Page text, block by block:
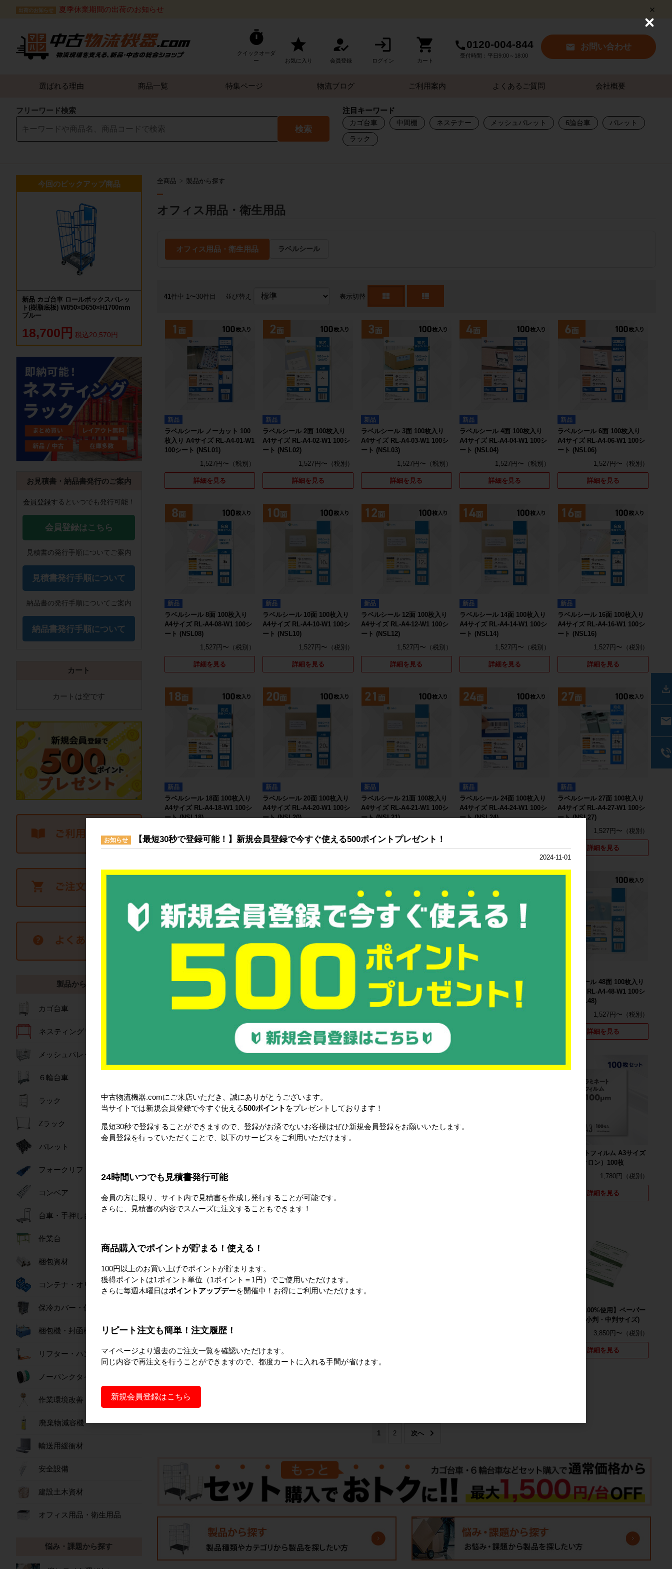
出荷のお知らせ 夏季休業期間の出荷のお知らせ
クイックオーダ
ー
お気に入り 会員登録 ログイン カート
0120-004-844
受付時間：平日9:00～18:00
お問い合わせ
選ばれる理由 商品一覧 特集ページ 物流ブログ ご利用案内 よくあるご質問 会社概要
フリーワード検索
検索
注目キーワード
カゴ台車 中間棚 ネステナー メッシュパレット 6論台車 パレット
ラック
全商品 製品から探す
オフィス用品・衛生用品
オフィス用品・衛生用品 ラベルシール
41件中 1〜30件目 並び替え 表示切替
新品
ラベルシール ノーカット 100
枚入り A4サイズ RL-A4-01-W1
100シート (NSL01)
1,527円〜
詳細を見る
新品
ラベルシール 2面 100枚入り
A4サイズ RL-A4-02-W1 100シ
ート (NSL02)
1,527円〜
詳細を見る
新品
ラベルシール 3面 100枚入り
A4サイズ RL-A4-03-W1 100シ
ート (NSL03)
1,527円〜
詳細を見る
新品
ラベルシール 4面 100枚入り
A4サイズ RL-A4-04-W1 100シ
ート (NSL04)
1,527円〜
詳細を見る
新品
ラベルシール 6面 100枚入り
A4サイズ RL-A4-06-W1 100シ
ート (NSL06)
1,527円〜
詳細を見る
新品
ラベルシール 8面 100枚入り
A4サイズ RL-A4-08-W1 100シ
ート (NSL08)
1,527円〜
詳細を見る
新品
ラベルシール 10面 100枚入り
A4サイズ RL-A4-10-W1 100シ
ート (NSL10)
1,527円〜
詳細を見る
新品
ラベルシール 12面 100枚入り
A4サイズ RL-A4-12-W1 100シ
ート (NSL12)
1,527円〜
詳細を見る
新品
ラベルシール 14面 100枚入り
A4サイズ RL-A4-14-W1 100シ
ート (NSL14)
1,527円〜
詳細を見る
新品
ラベルシール 16面 100枚入り
A4サイズ RL-A4-16-W1 100シ
ート (NSL16)
1,527円〜
詳細を見る
新品
ラベルシール 18面 100枚入り
A4サイズ RL-A4-18-W1 100シ
ート (NSL18)
詳細を見る
新品
ラベルシール 20面 100枚入り
A4サイズ RL-A4-20-W1 100シ
ート (NSL20)
詳細を見る
新品
ラベルシール 21面 100枚入り
A4サイズ RL-A4-21-W1 100シ
ート (NSL21)
詳細を見る
新品
ラベルシール 24面 100枚入り
A4サイズ RL-A4-24-W1 100シ
ート (NSL24)
詳細を見る
新品
ラベルシール 27面 100枚入り
A4サイズ RL-A4-27-W1 100シ
ート (NSL27)
1,527円〜
詳細を見る
ラベルシール 30面 100枚入り
A4サイズ RL-A4-30-W1 100シ
A4サイズ RL-A4-33-W1 100シ
ート (NSL33)
詳細を見る
新品
ラベルシール 40面 100枚入り
A4サイズ RL-A4-40-W1 100シ
ート (NSL40)
詳細を見る
新品
ラベルシール 44面 100枚入り
A4サイズ RL-A4-44-W1 100シ
ート (NSL44)
ラベルシール 48面 100枚入り
A4サイズ RL-A4-48-W1 100シ
ート (NSL48)
1,527円〜
詳細を見る
A4サイズ RL-A4-65-W1 100シ
1,527円〜
詳細を見る
1,527円〜
詳細を見る
ラミネートフィルム A3サイズ
（100ミクロン）100枚
1,780円
詳細を見る
ラミネートフィルム A4サイズ
（100ミクロン）100枚
1,690円
（100ミクロン）100枚
1,380円
【再生紙100%使用】ペーパー
タオル (小判・中判サイズ)
3,850円〜
詳細を見る
1 2
今回のピックアップ商品
新品 カゴ台車 ロールボックスパレッ
ト(樹脂底板) W850×D650×H1700mm
ブルー
18,700円 税込20,570円
お見積書・納品書発行のご案内
会員登録するといつでも発行可能！
会員登録はこちら
見積書の発行手順についてご案内
見積書発行手順について
納品書の発行手順についてご案内
納品書発行手順について
カート
カートは空です
製品から探す
カゴ台車
ネスティングラック
メッシュパレット
６輪台車
ラック
Zラック
パレット
フォークリフトスロープ
コンベア
台車・手押し台車
作業台
梱包資材
コンテナ・オリコン
保冷カバー・保冷ボックス
梱包機・封函機
リフター・ハンドパレット
ノーパンクタイヤ
作業環境改善
廃棄物減容機
輸送用緩衝材
安全設備
建設土木資材
オフィス用品・衛生用品
悩み・課題から探す
お知らせ 【最短30秒で登録可能！】新規会員登録で今すぐ使える500ポイントプレゼント！
2024-11-01
中古物流機器.comにご来店いただき、誠にありがとうございます。
当サイトでは新規会員登録で今すぐ使える500ポイント をプレゼントしております！
最短30秒で登録することができますので、登録がお済でないお客様はぜひ新規会員登録をお願いいたします。
会員登録を行っていただくことで、以下のサービスをご利用いただけます。
24時間いつでも見積書発行可能
会員の方に限り、サイト内で見積書を作成し発行することが可能です。
さらに、見積書の内容でスムーズに注文することもできます！
商品購入でポイントが貯まる！使える！
100円以上のお買い上げでポイントが貯まります。
獲得ポイントは1ポイント単位（1ポイント＝1円）でご使用いただけます。
さらに毎週木曜日はポイントアップデーを開催中！お得にご利用いただけます。
リピート注文も簡単！注文履歴！
マイページより過去のご注文一覧を確認いただけます。
同じ内容で再注文を行うことができますので、都度カートに入れる手間が省けます。
新規会員登録はこちら
C
l